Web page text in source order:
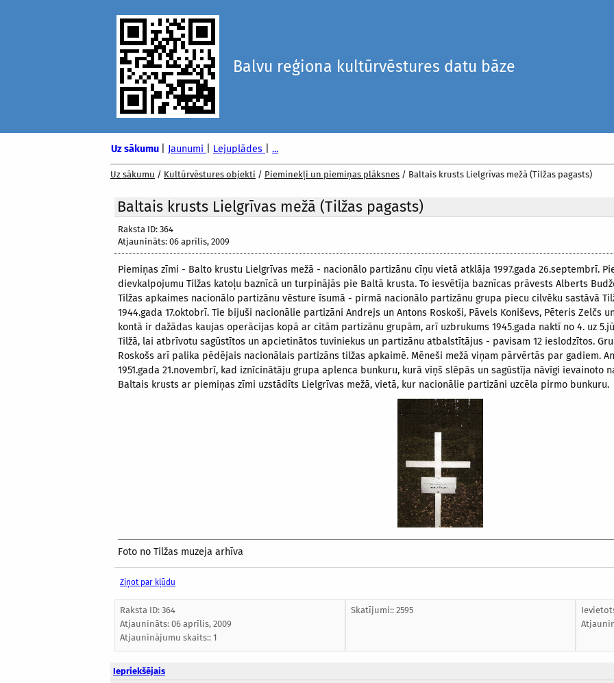
Balvu reģiona kultūrvēstures datu bāze
Uz sākumu Jaunumi Lejuplādes ...
Uz sākumu / Kultūrvēstures objekti / Pieminekļi un piemiņas plāksnes / Baltais krusts Lielgrīvas mežā (Tilžas pagasts)
Baltais krusts Lielgrīvas mežā (Tilžas pagasts)
Raksta ID: 364
Atjaunināts: 06 aprīlis, 2009
Piemiņas zīmi - Balto krustu Lielgrīvas mežā - nacionālo partizānu cīņu vietā atklāja 1997.gada 26.septembrī.
dievkalpojumu Tilžas katoļu baznīcā un turpinājās pie Baltā krusta. To iesvētīja baznīcas prāvests Alberts
Tilžas apkaimes nacionālo partizānu vēsture īsumā - pirmā nacionālo partizānu grupa piecu cilvēku sastāvā
1944.gada 17.oktobrī. Tie bijuši nacionālie partizāni Andrejs un Antons Roskoši, Pāvels Koniševs, Pēteris Zelčs
kontā ir dažādas kaujas operācijas kopā ar citām partizānu grupām, arī uzbrukums 1945.gada naktī no 4. uz
Tilžā, lai atbrīvotu sagūstītos un apcietinātos tuviniekus un partizānu atbalstītājus - pavisam 12 ieslodzītos.
Roskošs arī palika pēdējais nacionālais partizāns tilžas apkaimē. Mēneši mežā viņam pārvērtās par gadiem.
1951.gada 21.novembrī, kad iznīcinātāju grupa aplenca bunkuru, kurā viņš slēpās un sagūstīja nāvīgi ievainoto
Baltais krusts ar piemiņas zīmi uzstādīts Lielgrīvas mežā, vietā, kur nacionālie partizāni uzcēla pirmo bunkuru.
Foto no Tilžas muzeja arhīva
Ziņot par kļūdu
Raksta ID: 364
Atjaunināts: 06 aprīlis, 2009
Atjauninājumu skaits:: 1
Skatījumi:: 2595
Iepriekšējais